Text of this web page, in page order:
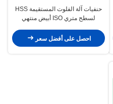
حنفيات آلة الفلوت المستقيمة HSS
لسطح متري ISO أبيض منتهي
احصل على أفضل سعر